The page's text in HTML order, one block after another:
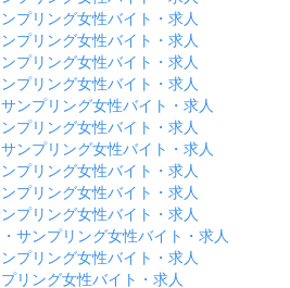
プリング女性バイト・求人
プリング女性バイト・求人
プリング女性バイト・求人
プリング女性バイト・求人
ンプリング女性バイト・求人
プリング女性バイト・求人
ンプリング女性バイト・求人
プリング女性バイト・求人
プリング女性バイト・求人
プリング女性バイト・求人
サンプリング女性バイト・求人
プリング女性バイト・求人
リング女性バイト・求人